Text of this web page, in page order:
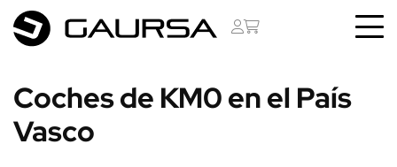
Coches de KM0 en el País
Vasco